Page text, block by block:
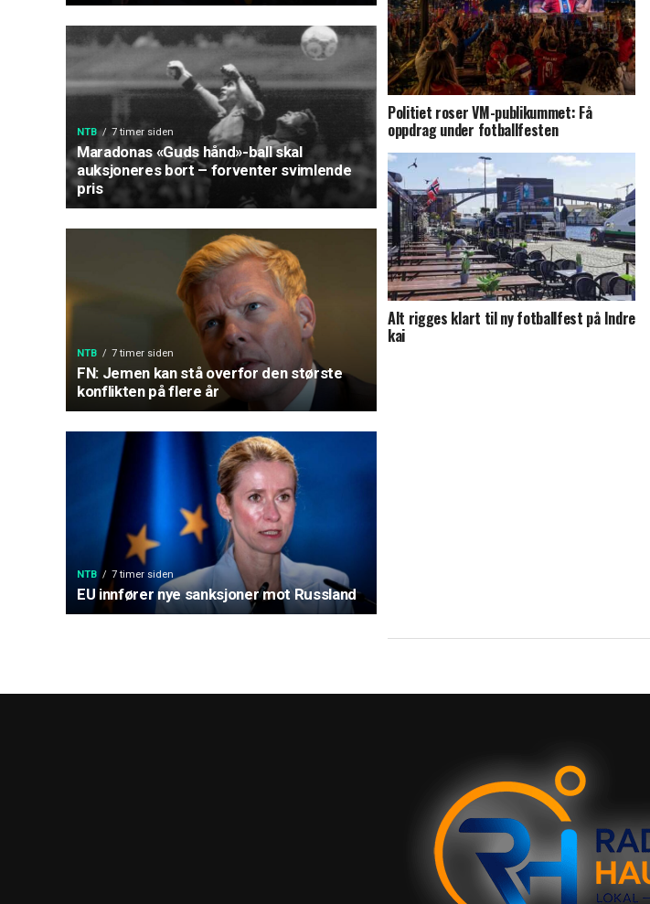
NTB 7 timer siden
Maradonas «Guds hånd»-ball skal
auksjoneres bort – forventer svimlende
pris
NTB 7 timer siden
FN: Jemen kan stå overfor den største
konflikten på flere år
NTB 7 timer siden
EU innfører nye sanksjoner mot Russland
Politiet roser VM-publikummet: Få
oppdrag under fotballfesten
Alt rigges klart til ny fotballfest på Indre
kai